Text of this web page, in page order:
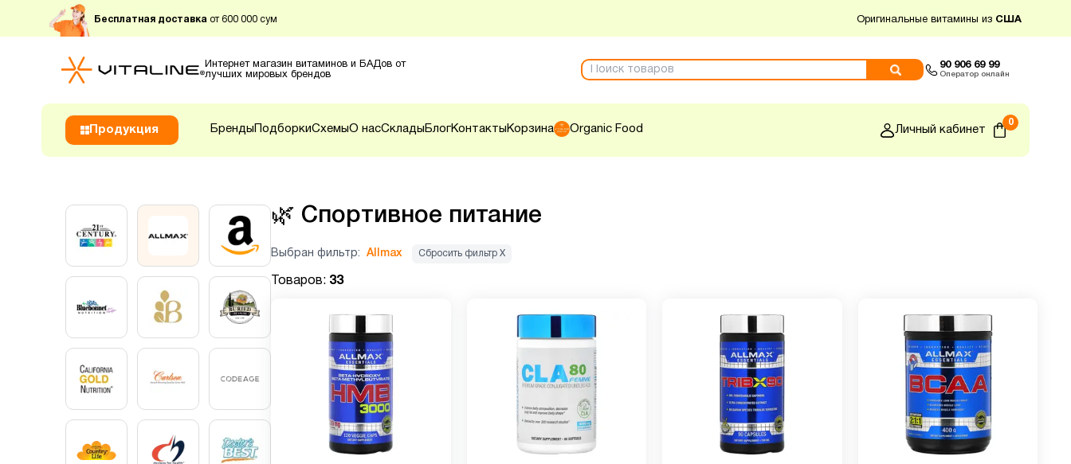
Бесплатная доставка от 600 000 сум Оригинальные витамины из США
Интернет магазин витаминов и БАДов от
лучших мировых брендов
90 906 69 99
Оператор онлайн
Продукция Бренды ПодборкиСхемыО насСклады БлогКонтакты Корзина Organic Food Личный кабинет
0
🌿 Спортивное питание
Выбран фильтр: Allmax Сбросить фильтр Х
Товаров: 33